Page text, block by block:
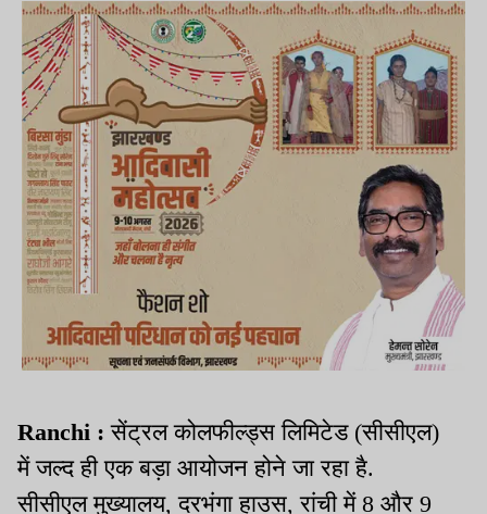
Ranchi :सेंट्रल कोलफील्ड्स लिमिटेड (सीसीएल)
में जल्द ही एक बड़ा आयोजन होने जा रहा है.
सीसीएल मुख्यालय, दरभंगा हाउस, रांची में 8 और 9